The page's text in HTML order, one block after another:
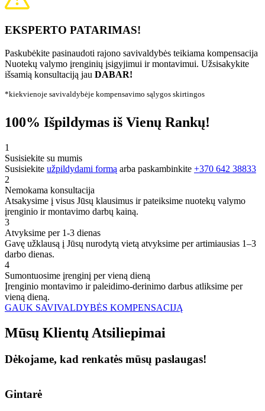
EKSPERTO PATARIMAS!
Paskubėkite pasinaudoti rajono savivaldybės teikiama kompensacija
Nuotekų valymo įrenginių įsigyjimui ir montavimui. Užsisakykite
išsamią konsultaciją jau DABAR!
*kiekvienoje savivaldybėje kompensavimo sąlygos skirtingos
100% Išpildymas iš Vienų Rankų!
1
Susisiekite su mumis
Susisiekite užpildydami formą arba paskambinkite +370 642 38833
2
Nemokama konsultacija
Atsakysime į visus Jūsų klausimus ir pateiksime nuotekų valymo
įrenginio ir montavimo darbų kainą.
3
Atvyksime per 1-3 dienas
Gavę užklausą į Jūsų nurodytą vietą atvyksime per artimiausias 1–3
darbo dienas.
4
Sumontuosime įrenginį per vieną dieną
Įrenginio montavimo ir paleidimo-derinimo darbus atliksime per
vieną dieną.
GAUK SAVIVALDYBĖS KOMPENSACIJĄ
Mūsų Klientų Atsiliepimai
Dėkojame, kad renkatės mūsų paslaugas!
Gintarė